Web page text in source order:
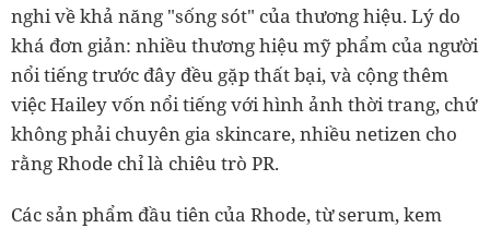
nghi về khả năng "sống sót" của thương hiệu. Lý do
khá đơn giản: nhiều thương hiệu mỹ phẩm của người
nổi tiếng trước đây đều gặp thất bại, và cộng thêm
việc Hailey vốn nổi tiếng với hình ảnh thời trang, chứ
không phải chuyên gia skincare, nhiều netizen cho
rằng Rhode chỉ là chiêu trò PR.
Các sản phẩm đầu tiên của Rhode, từ serum, kem